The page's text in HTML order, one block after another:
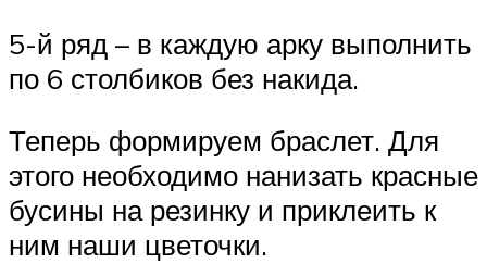
5-й ряд – в каждую арку выполнить
по 6 столбиков без накида.
Теперь формируем браслет. Для
этого необходимо нанизать красные
бусины на резинку и приклеить к
ним наши цветочки.